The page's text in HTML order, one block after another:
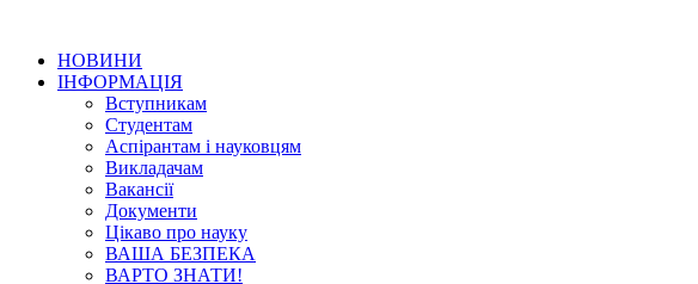
НОВИНИ
ІНФОРМАЦІЯ
Вступникам
Студентам
Аспірантам і науковцям
Викладачам
Вакансії
Документи
Цікаво про науку
ВАША БЕЗПЕКА
ВАРТО ЗНАТИ!